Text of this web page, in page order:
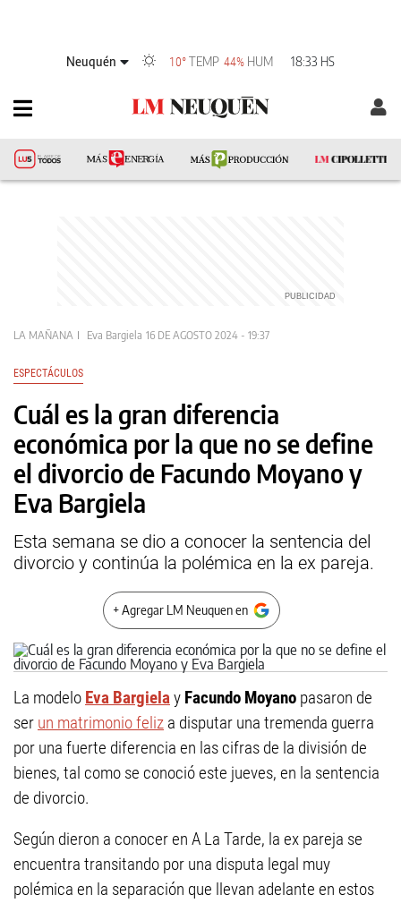
Neuquén 10°TEMP 44% HUM 18:33 HS
LA MAÑANA Eva Bargiela 16 DE AGOSTO 2024 - 19:37
ESPECTÁCULOS
Cuál es la gran diferencia
económica por la que no se define
el divorcio de Facundo Moyano y
Eva Bargiela
Esta semana se dio a conocer la sentencia del
divorcio y continúa la polémica en la ex pareja.
+ Agregar LM Neuquen en
La modelo Eva Bargielay Facundo Moyano pasaron de
ser un matrimonio feliz a disputar una tremenda guerra
por una fuerte diferencia en las cifras de la división de
bienes, tal como se conoció este jueves, en la sentencia
de divorcio.
Según dieron a conocer en A La Tarde, la ex pareja se
encuentra transitando por una disputa legal muy
polémica en la separación que llevan adelante en estos